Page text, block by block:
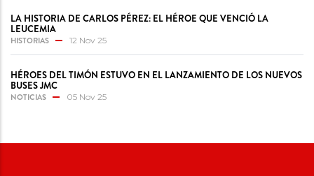
LA HISTORIA DE CARLOS PÉREZ: EL HÉROE QUE VENCIÓ LA
LEUCEMIA
HISTORIAS 12 Nov 25
HÉROES DEL TIMÓN ESTUVO EN EL LANZAMIENTO DE LOS NUEVOS
BUSES JMC
NOTICIAS 05 Nov 25